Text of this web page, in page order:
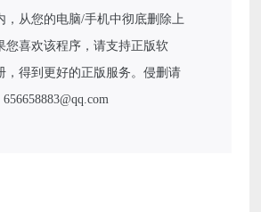
，从您的电脑/手机中彻底删除上
您喜欢该程序，请支持正版软
，得到更好的正版服务。侵删请